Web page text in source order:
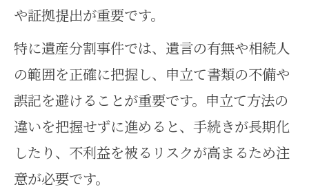
や証拠提出が重要です。
特に遺産分割事件では、遺言の有無や相続人
の範囲を正確に把握し、申立て書類の不備や
誤記を避けることが重要です。申立て方法の
違いを把握せずに進めると、手続きが長期化
したり、不利益を被るリスクが高まるため注
意が必要です。